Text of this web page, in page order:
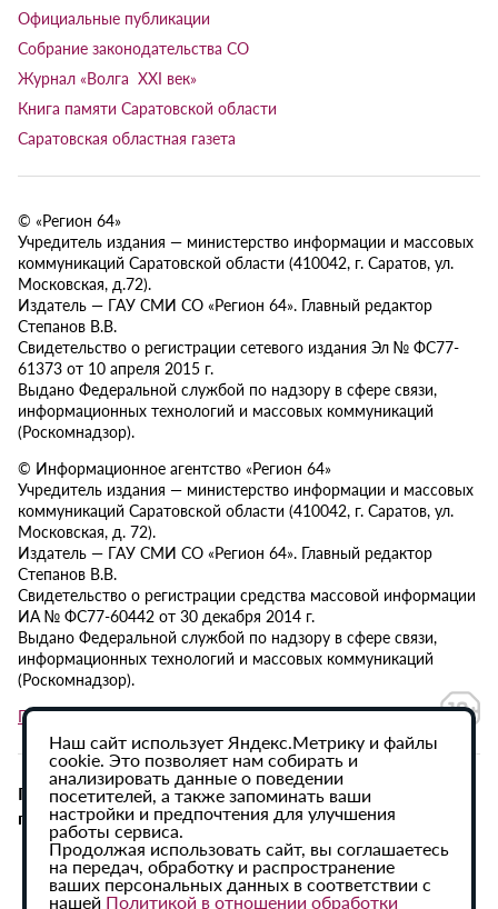
Официальные публикации
Собрание законодательства СО
Журнал «Волга XXI век»
Книга памяти Саратовской области
Саратовская областная газета
© «Регион 64»
Учредитель издания — министерство информации и массовых
коммуникаций Саратовской области (410042, г. Саратов, ул.
Московская, д.72).
Издатель — ГАУ СМИ СО «Регион 64». Главный редактор
Степанов В.В.
Свидетельство о регистрации сетевого издания Эл № ФС77-
61373 от 10 апреля 2015 г.
Выдано Федеральной службой по надзору в сфере связи,
информационных технологий и массовых коммуникаций
(Роскомнадзор).
© Информационное агентство «Регион 64»
Учредитель издания — министерство информации и массовых
коммуникаций Саратовской области (410042, г. Саратов, ул.
Московская, д. 72).
Издатель — ГАУ СМИ СО «Регион 64». Главный редактор
Степанов В.В.
Свидетельство о регистрации средства массовой информации
ИА № ФС77-60442 от 30 декабря 2014 г.
Выдано Федеральной службой по надзору в сфере связи,
информационных технологий и массовых коммуникаций
(Роскомнадзор).
Политика в отношении обработки персональных данных
При использовании материалов сайта активная
гиперссылка на ИА «Регион 64» обязательна.
Наш сайт использует Яндекс.Метрику и файлы
cookie. Это позволяет нам собирать и
анализировать данные о поведении
посетителей, а также запоминать ваши
настройки и предпочтения для улучшения
работы сервиса.
Продолжая использовать сайт, вы соглашаетесь
на передач, обработку и распространение
ваших персональных данных в соответствии с
нашей Политикой в отношении обработки